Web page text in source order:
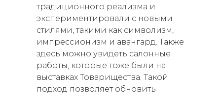
традиционного реализма и
экспериментировали с новыми
стилями, такими как символизм,
импрессионизм и авангард. Также
здесь можно увидеть салонные
работы, которые тоже были на
выставках Товарищества. Такой
подход позволяет обновить